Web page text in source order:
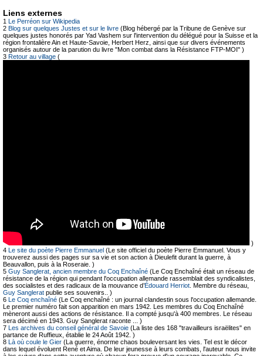
Liens externes
1 Le Perréon sur Wikipedia
2 Blog sur quelques Justes et sur le livre (Blog hébergé par la Tribune de Genève sur
quelques justes honorés par Yad Vashem sur l'intervention du délégué pour la Suisse et la
région frontalière Ain et Haute-Savoie, Herbert Herz, ainsi que sur divers événements
organisés autour de la parution du livre "Mon combat dans la Résistance FTP-MOI" )
3 Retour au village (
)
4 Le site du poète Pierre Emmanuel (Le site officiel du poète Pierre Emmanuel. Vous y
trouverez aussi des pages sur sa vie et son action à Dieulefit durant la guerre, à
Beauvallon, puis à la Roseraie. )
5 Guy Sanglerat, ancien membre du Coq Enchaîné (Le Coq Enchaîné était un réseau de
résistance de la région qui pendant l'occupation allemande rassemblait des syndicalistes,
des socialistes et des radicaux de la mouvance d’Édouard Herriot . Membre du réseau,
Guy Sanglerat publie ses souvenirs.. )
6 Le Coq enchaîné (Le Coq enchaîné : un journal clandestin sous l'occupation allemande.
Le premier numéro fait son apparition en mars 1942. Les membres du Coq Enchaîné
mèneront aussi des actions de résistance. Il a compté jusqu'à 400 membres. Le réseau
sera décimé en 1943. Guy Sanglerat raconte ... )
7 Les archives du conseil général de Savoie (La liste des 168 "travailleurs israëlites" en
partance de Ruffieux, établie le 24 Août 1942. )
8 Là où coule le Gier (La guerre, énorme chaos bouleversant les vies. Tel est le décor
dans lequel évoluent René et Aima. De leur jeunesse à leurs combats, l'auteur nous invite